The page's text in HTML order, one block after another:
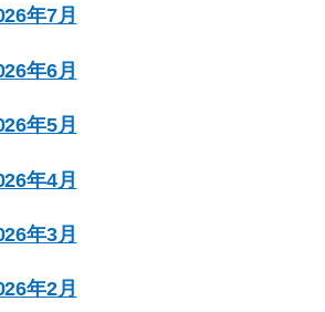
年7月
年6月
年5月
年4月
年3月
年2月